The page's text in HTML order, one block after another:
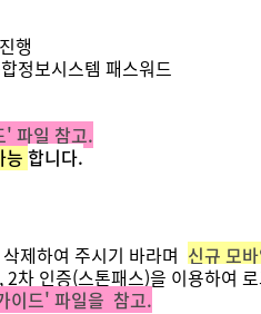
행
정보시스템 패스워드
' 파일 참고.
능 합니다.
제하여 주시기 바라며 신규 모
차 인증(스톤패스)을 이용하여
이드' 파일을 참고.